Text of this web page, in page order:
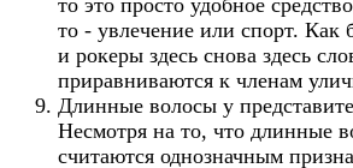
то - увлечение или спорт.
и рокеры здесь снова здесь
приравниваются к членам
Длинные волосы у
Несмотря на то, что длинные
считаются однозначным